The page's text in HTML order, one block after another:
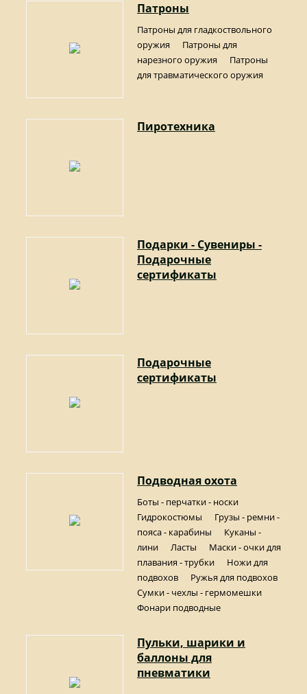
Патроны
Патроны для гладкоствольного
оружия
Патроны для
нарезного оружия
Патроны
для травматического оружия
Пиротехника
Подарки - Сувениры -
Подарочные
сертификаты
Подарочные
сертификаты
Подводная охота
Боты - перчатки - носки
Гидрокостюмы
Грузы - ремни -
пояса - карабины
Куканы -
лини
Ласты
Маски - очки для
плавания - трубки
Ножи для
подвохов
Ружья для подвохов
Сумки - чехлы - гермомешки
Фонари подводные
Пульки, шарики и
баллоны для
пневматики